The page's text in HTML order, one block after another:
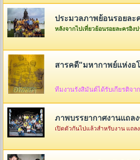
ประมวลภาพย้อนรอยละ
สารคดี"มหากาพย์แห่งอ
ภาพบรรยากาศงานแถลงข่าวเปิดตัว"มหากา